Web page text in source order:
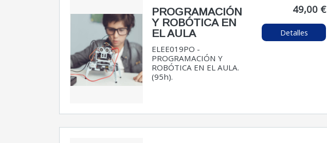
PROGRAMACIÓN
Y ROBÓTICA EN
EL AULA
ELEE019PO -
PROGRAMACIÓN Y
ROBÓTICA EN EL AULA.
(95h).
49,00 €
Detalles